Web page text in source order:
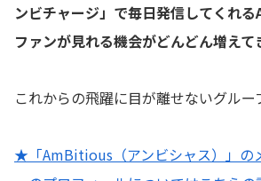
ンビチャージ」で毎日発信してくれ
ファンが見れる機会がどんどん増えて
これからの飛躍に目が離せないグルー
★「AmBitious（アンビシャス）」の